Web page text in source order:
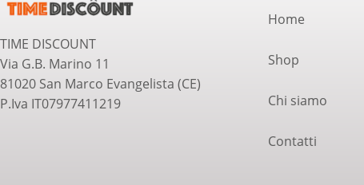
TIME DISCOUNT
Via G.B. Marino 11
81020 San Marco Evangelista (CE)
P.Iva IT07977411219
Home
Shop
Chi siamo
Contatti